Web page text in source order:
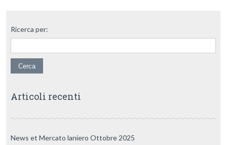
Ricerca per:
Articoli recenti
News et Mercato laniero Ottobre 2025